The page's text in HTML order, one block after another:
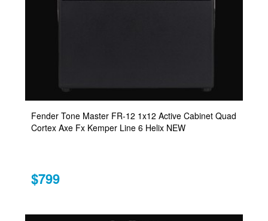
Fender Tone Master FR-12 1x12 Active Cabinet Quad
Cortex Axe Fx Kemper Line 6 Helix NEW
$799